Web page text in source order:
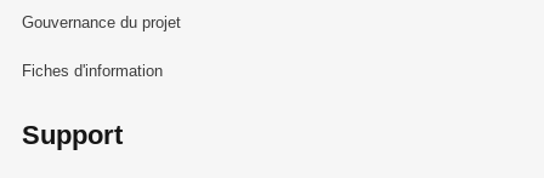
Gouvernance du projet
Fiches d'information
Support